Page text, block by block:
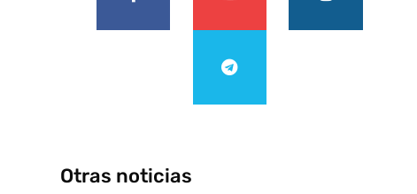
Otras noticias